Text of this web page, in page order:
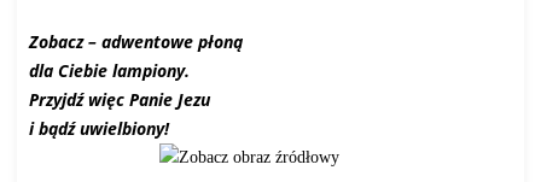
Zobacz – adwentowe płoną
dla Ciebie lampiony.
Przyjdź więc Panie Jezu
i bądź uwielbiony!